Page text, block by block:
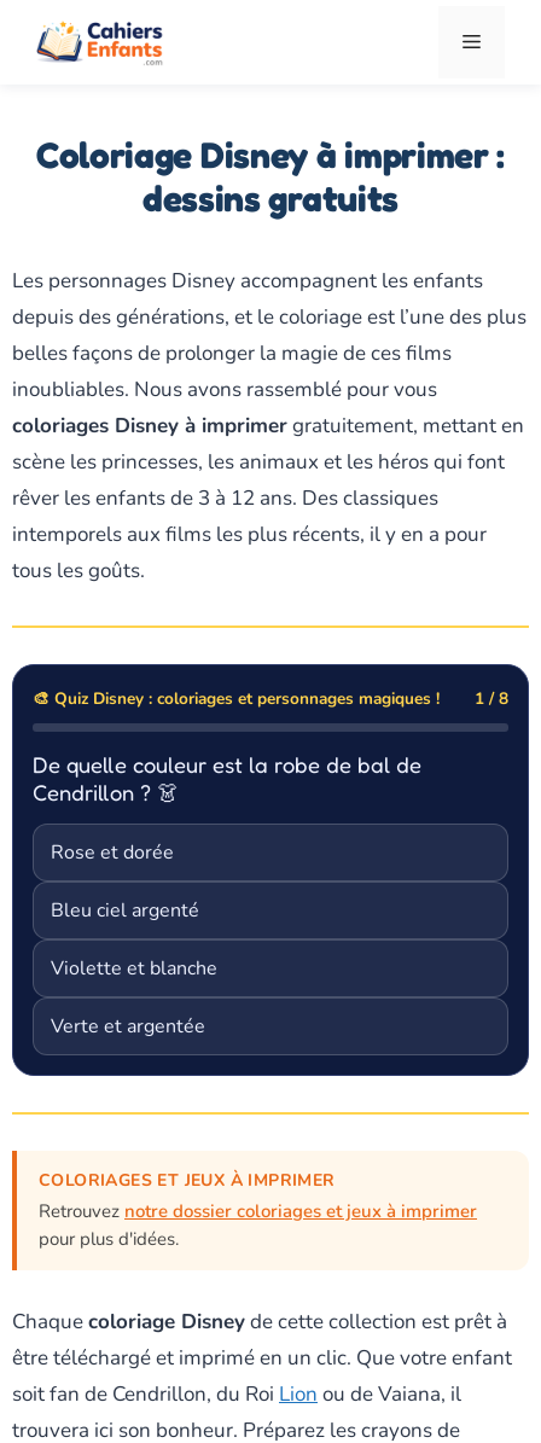
Menu
Coloriage Disney à imprimer :
dessins gratuits
Les personnages Disney accompagnent les enfants
depuis des générations, et le coloriage est l’une des plus
belles façons de prolonger la magie de ces films
inoubliables. Nous avons rassemblé pour vous
coloriages Disney à imprimergratuitement, mettant en
scène les princesses, les animaux et les héros qui font
rêver les enfants de 3 à 12 ans. Des classiques
intemporels aux films les plus récents, il y en a pour
tous les goûts.
🎨 Quiz Disney : coloriages et personnages magiques ! 1 / 8
De quelle couleur est la robe de bal de
Cendrillon ? 👗
Rose et dorée
Bleu ciel argenté
Violette et blanche
Verte et argentée
COLORIAGES ET JEUX À IMPRIMER
Retrouvez notre dossier coloriages et jeux à imprimer
pour plus d'idées.
Chaquecoloriage Disneyde cette collection est prêt à
être téléchargé et imprimé en un clic. Que votre enfant
soit fan de Cendrillon, du Roi Lion ou de Vaiana, il
trouvera ici son bonheur. Préparez les crayons de